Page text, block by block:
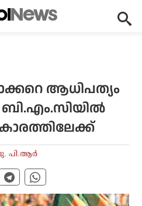
ആധിപത്യം
ബി.എം.സിയില്‍
പി.ആര്‍